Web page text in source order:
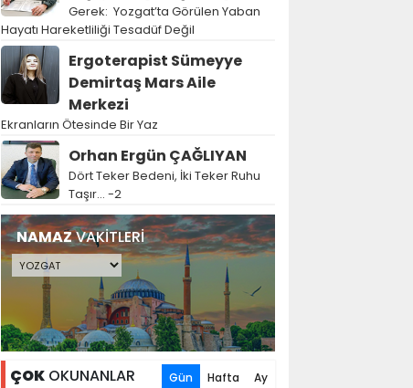
Gerek: Yozgat’ta Görülen Yaban
Hayatı Hareketliliği Tesadüf Değil
Ergoterapist Sümeyye
Demirtaş Mars Aile
Merkezi
Ekranların Ötesinde Bir Yaz
Orhan Ergün ÇAĞLIYAN
Dört Teker Bedeni, İki Teker Ruhu
Taşır… -2
NAMAZVAKİTLERİ
ÇOKOKUNANLAR Gün Hafta Ay